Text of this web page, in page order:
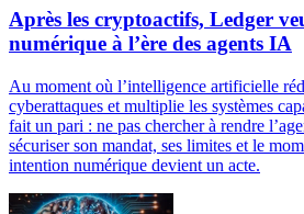
Après les cryptoactifs, Ledger
numérique à l’ère des agents IA
Au moment où l’intelligence artificielle
cyberattaques et multiplie les systèmes
fait un pari : ne pas chercher à rendre
sécuriser son mandat, ses limites et le
intention numérique devient un acte.